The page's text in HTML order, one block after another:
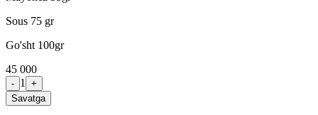
Sous 75 gr
Go'sht 100gr
45 000
- 1
+
Savatga